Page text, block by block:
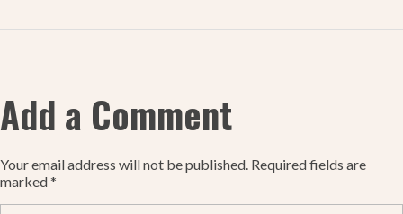
Add a Comment
Your email address will not be published. Required fields are
marked *